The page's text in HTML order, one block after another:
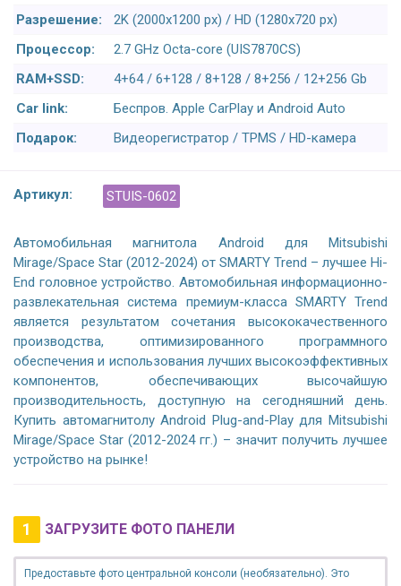
Разрешение:
2K (2000x1200 px) / HD (1280x720 px)
Процессор:
2.7 GHz Octa-core (UIS7870CS)
RAM+SSD:
4+64 / 6+128 / 8+128 / 8+256 / 12+256 Gb
Car link:
Беспров. Apple CarPlay и Android Auto
Подарок:
Видеорегистратор / TPMS / HD-камера
Артикул: STUIS-0602
Автомобильная магнитола Android для Mitsubishi
Mirage/Space Star (2012-2024) от SMARTY Trend – лучшее Hi-
End головное устройство. Автомобильная информационно-
развлекательная система премиум-класса SMARTY Trend
является результатом сочетания высококачественного
производства, оптимизированного программного
обеспечения и использования лучших высокоэффективных
компонентов, обеспечивающих высочайшую
производительность, доступную на сегодняшний день.
Купить автомагнитолу Android Plug-and-Play для Mitsubishi
Mirage/Space Star (2012-2024 гг.) – значит получить лучшее
устройство на рынке!
1 ЗАГРУЗИТЕ ФОТО ПАНЕЛИ
Предоставьте фото центральной консоли (необязательно). Это